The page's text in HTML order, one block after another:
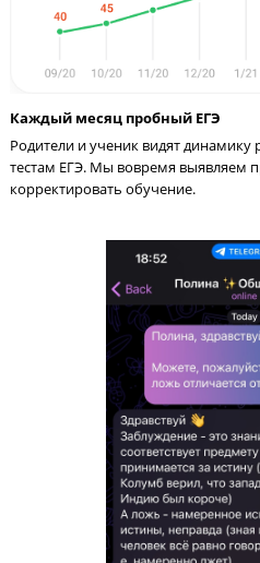
Каждый месяц пробный ЕГЭ
Родители и ученик видят
тестам ЕГЭ. Мы вовремя
корректировать обучение.